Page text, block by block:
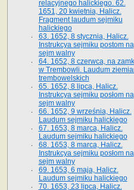
relacyjnego halickiego. 62.
1651, 20 kwietnia, Halicz.
Fragment laudum sejmiku
halickiego
63. 1652, 8 stycznia, Halicz.
Instrukcya sejmiku postom na
sejm walny
64. 1652, 8 czerwca, na
w Trembowli. Laudum
trembowelskich
65. 1652, 8 lipca, Halicz.
Instrukcya sejmiku posłom na
sejm walny
66. 1652, 9 września, Halicz.
Laudum sejmiku halickiego
67. 1653, 8 marca, Halicz.
Laudum sejmiku halickiego
68. 1653, 8 marca, Halicz.
Instrukcya sejmiku posłom na
sejm walny
69. 1653, 6 maja, Halicz.
Laudum sejmiku halickiego
70. 1653, 23 lipca, Halicz.